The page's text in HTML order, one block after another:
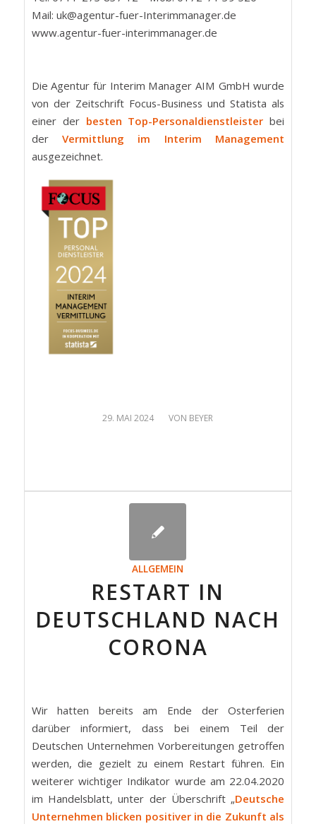
Mail: uk@agentur-fuer-Interimmanager.de
www.agentur-fuer-interimmanager.de
Die Agentur für Interim Manager AIM GmbH wurde
von der Zeitschrift Focus-Business und Statista als
einer der besten Top-Personaldienstleisterbei
derVermittlung im Interim Management
ausgezeichnet.
29. MAI 2024
/ VON BEYER
ALLGEMEIN
RESTART IN
DEUTSCHLAND NACH
CORONA
Wir hatten bereits am Ende der Osterferien
darüber informiert, dass bei einem Teil der
Deutschen Unternehmen Vorbereitungen getroffen
werden, die gezielt zu einem Restart führen. Ein
weiterer wichtiger Indikator wurde am 22.04.2020
im Handelsblatt, unter der Überschrift „Deutsche
Unternehmen blicken positiver in die Zukunft als